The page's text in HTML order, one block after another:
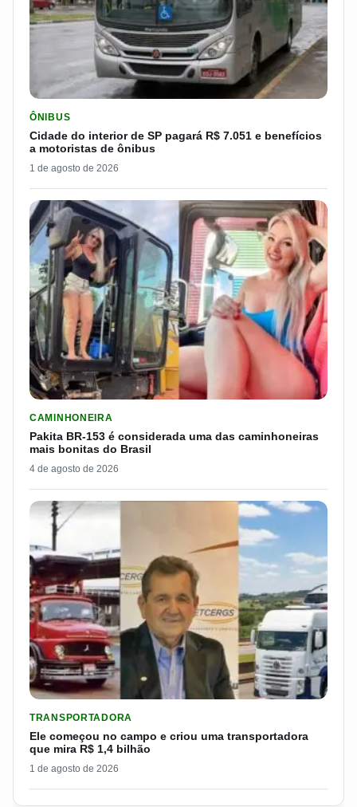
ÔNIBUS
Cidade do interior de SP pagará R$ 7.051 e benefícios
a motoristas de ônibus
1 de agosto de 2026
CAMINHONEIRA
Pakita BR-153 é considerada uma das caminhoneiras
mais bonitas do Brasil
4 de agosto de 2026
TRANSPORTADORA
Ele começou no campo e criou uma transportadora
que mira R$ 1,4 bilhão
1 de agosto de 2026